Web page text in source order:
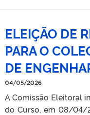
ELEIÇÃO DE
PARA O
DE
04/05/2026
A Comissão Eleitoral
do Curso, em 08/04/